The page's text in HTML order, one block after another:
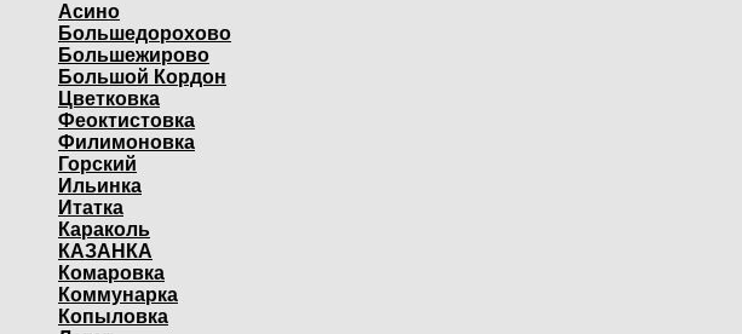
Асино
Большедорохово
Большежирово
Большой Кордон
Цветковка
Феоктистовка
Филимоновка
Горский
Ильинка
Итатка
Караколь
КАЗАНКА
Комаровка
Коммунарка
Копыловка